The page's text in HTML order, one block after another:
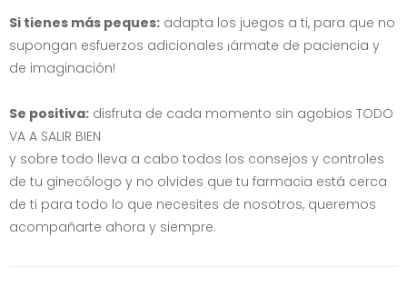
Si tienes más peques: adapta los juegos a ti, para que no
supongan esfuerzos adicionales ¡ármate de paciencia y
de imaginación!
Se positiva: disfruta de cada momento sin agobios TODO
VA A SALIR BIEN
y sobre todo lleva a cabo todos los consejos y controles
de tu ginecólogo y no olvides que tu farmacia está cerca
de ti para todo lo que necesites de nosotros, queremos
acompañarte ahora y siempre.